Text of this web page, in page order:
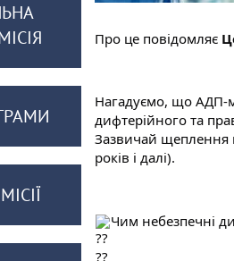
Про це повідомляє
Нагадуємо, що АДП-
дифтерійного та
Зазвичай щеплення
років і далі).
Чим небезпечні